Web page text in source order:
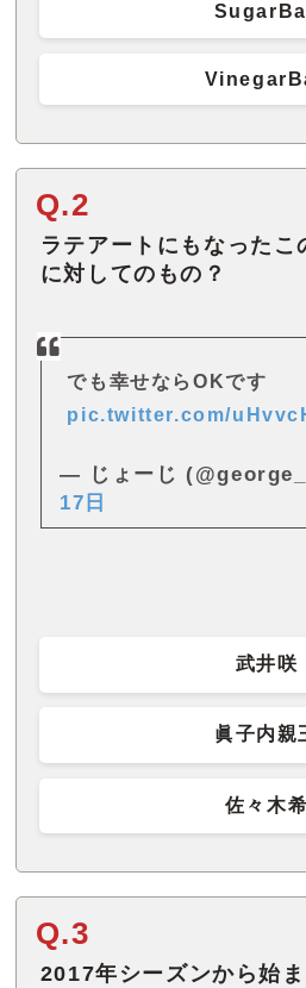
Q.2
ラテアートにもなったこ
に対してのもの？
でも幸せならOKです
pic.twitter.com/
— じょーじ
17日
武井咲
眞子内親
佐々木希
Q.3
2017年シーズンから始